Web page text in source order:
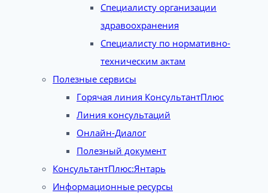
Специалисту организации
здравоохранения
Специалисту по нормативно-
техническим актам
Полезные сервисы
Горячая линия КонсультантПлюс
Линия консультаций
Онлайн-Диалог
Полезный документ
КонсультантПлюс:Янтарь
Информационные ресурсы